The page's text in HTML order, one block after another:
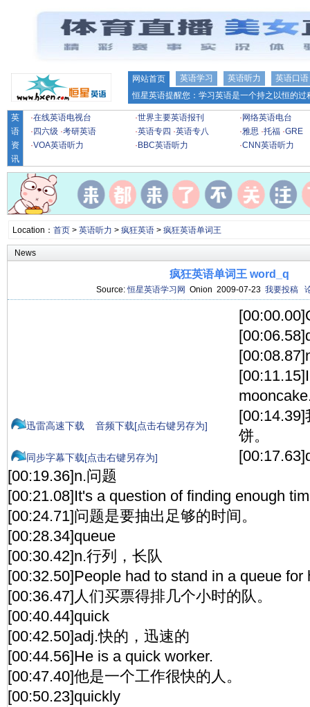
网站首页 英语学习 英语听力
英语口语
恒星英语提醒您：学习英语是一个持之以恒的
英
语
资
讯
·在线英语电视台 ·世界主要英语报刊 · 网络英语电台
· 四六级 ·考研英语 ·英语专四 ·英语专八 ·雅思 ·托福 ·GRE
·VOA英语听力 · BBC英语听力 ·CNN英语听力
Location： 首页> 英语听力 > 疯狂英语> 疯狂英语单词王
News
疯狂英语单词王 word_q
Source:恒星英语学习网 Onion 2009-07-23 我要投稿
迅雷高速下载 音频下载[点击右键另存为]
同步字幕下载[点击右键另存为]
饼。
[00:19.36]n.问题
[00:21.08]It's a question of finding enough
[00:24.71]问题是要抽出足够的时间。
[00:28.34]queue
[00:30.42]n.行列，长队
[00:32.50]People had to stand in a queue for
[00:36.47]人们买票得排几个小时的队。
[00:40.44]quick
[00:42.50]adj.快的，迅速的
[00:44.56]He is a quick worker.
[00:47.40]他是一个工作很快的人。
[00:50.23]quickly